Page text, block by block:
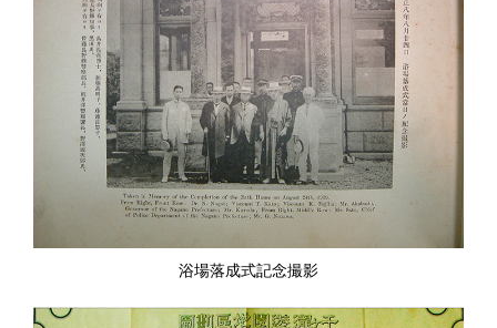
浴場落成式記念撮影